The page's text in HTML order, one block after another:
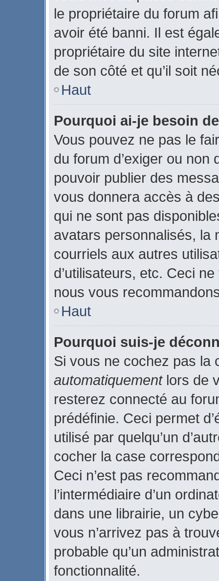
le propriétaire du forum
avoir été banni. Il est
propriétaire du site
de son côté et qu’il soit
Haut
Pourquoi ai-je besoin
Vous pouvez ne pas le
du forum d’exiger ou
pouvoir publier des
vous donnera accès à
qui ne sont pas
avatars personnalisés, la
courriels aux autres
d’utilisateurs, etc. Ceci
nous vous
Haut
Pourquoi suis-je
Si vous ne cochez pas la
automatiquementlors de
resterez connecté au
prédéfinie. Ceci permet
utilisé par quelqu’un
cocher la case
Ceci n’est pas
l’intermédiaire d’un
dans une librairie, un
vous n’arrivez pas à
probable qu’un
fonctionnalité.